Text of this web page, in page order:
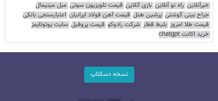
خبرآنلاین راه نو آنلاین بازی آنلاین قیمت تلویزیون سونی مبل مینیمال
جراح بینی گوشتی پرشین هتل قیمت آهن فولاد ایرانیان اعتبارسنجی بانکی
قیمت طلا امروز بلیط قطار شرکت رادوکو قیمت پروفیل سایت یوتوتایمز
خرید اکانت chatgpt
نسخه دسکتاپ